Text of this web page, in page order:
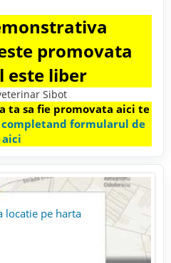
promovata
este liber
Sibot
ta sa fie promovata aici te
completand formularul de
aici
locatie pe harta